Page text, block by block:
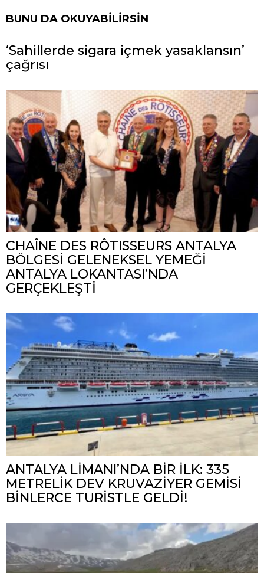
BUNU DA OKUYABILIRSIN
‘Sahillerde sigara içmek yasaklansın’
çağrısı
CHAÎNE DES RÔTISSEURS ANTALYA
BÖLGESİ GELENEKSEL YEMEĞİ
ANTALYA LOKANTASI’NDA
GERÇEKLEŞTİ
ANTALYA LİMANI’NDA BİR İLK: 335
METRELİK DEV KRUVAZİYER GEMİSİ
BİNLERCE TURİSTLE GELDİ!